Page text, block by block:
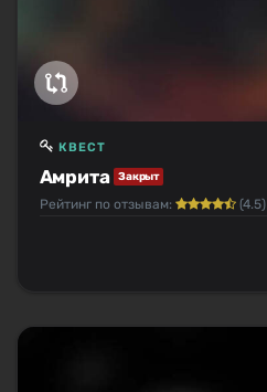
Амрита Закрыт
КВЕСТ
Рейтинг по отзывам: (4.5)